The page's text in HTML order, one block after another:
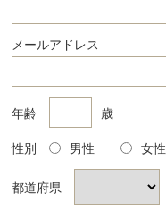
メールアドレス
年齢 歳
性別 男性 女性
都道府県